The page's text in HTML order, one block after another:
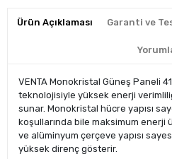
Ürün Açıklaması Garanti ve
VENTA Monokristal Güneş Paneli
teknolojisiyle yüksek enerji
sunar. Monokristal hücre yapısı
koşullarında bile maksimum enerji
ve alüminyum çerçeve yapısı
yüksek direnç gösterir.